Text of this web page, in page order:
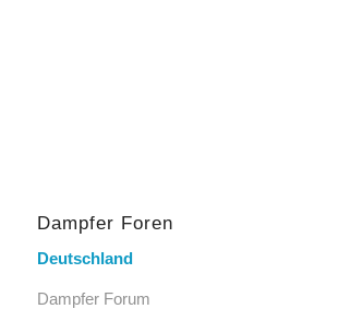
Dampfer Foren
Deutschland
Dampfer Forum